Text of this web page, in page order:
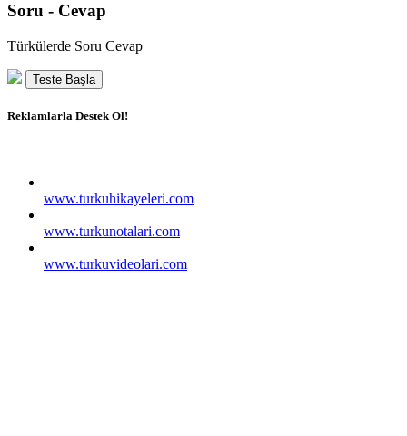
Soru - Cevap
Türkülerde Soru Cevap
Teste Başla
Reklamlarla Destek Ol!
www.turkuhikayeleri.com
www.turkunotalari.com
www.turkuvideolari.com